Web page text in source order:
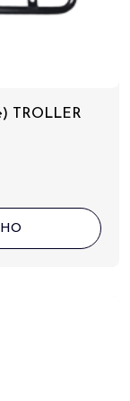
TROLLER